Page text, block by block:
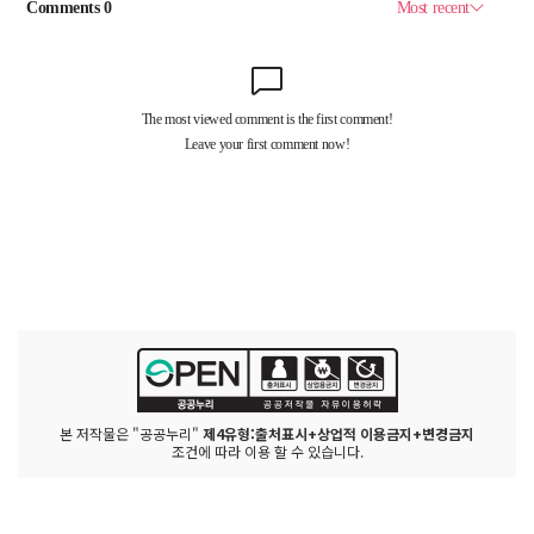
본 저작물은 "공공누리" 제4유형:출처표시+상업적 이용금지+변경금지
조건에 따라 이용 할 수 있습니다.